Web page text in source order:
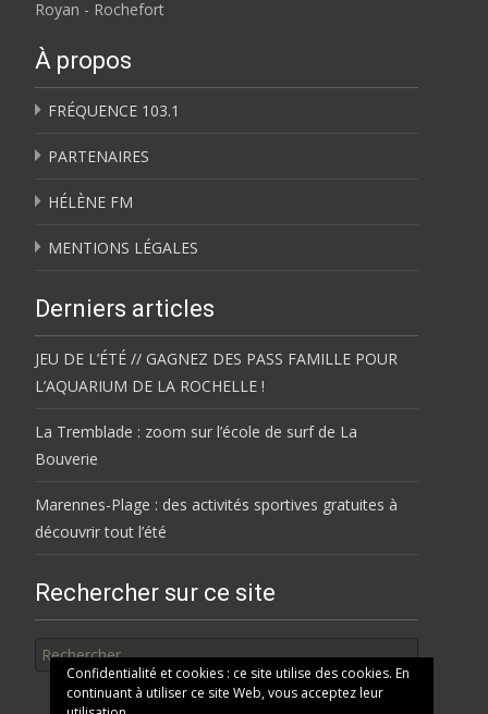
Royan - Rochefort
À propos
FRÉQUENCE 103.1
PARTENAIRES
HÉLÈNE FM
MENTIONS LÉGALES
Derniers articles
JEU DE L’ÉTÉ // GAGNEZ DES PASS FAMILLE POUR
L’AQUARIUM DE LA ROCHELLE !
La Tremblade : zoom sur l’école de surf de La
Bouverie
Marennes-Plage : des activités sportives gratuites à
découvrir tout l’été
Rechercher sur ce site
Confidentialité et cookies : ce site utilise des cookies. En
continuant à utiliser ce site Web, vous acceptez leur